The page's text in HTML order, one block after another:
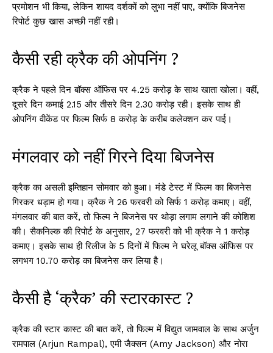
प्रमोशन भी किया, लेकिन शायद दर्शकों को लुभा नहीं पाए, क्योंकि बिजनेस
रिपोर्ट कुछ खास अच्छी नहीं रही।
कैसी रही क्रैक की ओपनिंग ?
क्रैक ने पहले दिन बॉक्स ऑफिस पर 4.25 करोड़ के साथ खाता खोला। वहीं,
दूसरे दिन कमाई 2.15 और तीसरे दिन 2.30 करोड़ रही। इसके साथ ही
ओपनिंग वीकेंड पर फिल्म सिर्फ 8 करोड़ के करीब कलेक्शन कर पाई।
मंगलवार को नहीं गिरने दिया बिजनेस
क्रैक का असली इम्तिहान सोमवार को हुआ। मंडे टेस्ट में फिल्म का बिजनेस
गिरकर धड़ाम हो गया। क्रैक ने 26 फरवरी को सिर्फ 1 करोड़ कमाए। वहीं,
मंगलवार की बात करें, तो फिल्म ने बिजनेस पर थोड़ा लगाम लगाने की कोशिश
की। सैकनिल्क की रिपोर्ट के अनुसार, 27 फरवरी को भी क्रैक ने 1 करोड़
कमाए। इसके साथ ही रिलीज के 5 दिनों में फिल्म ने घरेलू बॉक्स ऑफिस पर
लगभग 10.70 करोड़ का बिजनेस कर लिया है।
कैसी है ‘क्रैक’ की स्टारकास्ट ?
क्रैक की स्टार कास्ट की बात करें, तो फिल्म में विद्युत जामवाल के साथ अर्जुन
रामपाल (Arjun Rampal), एमी जैक्सन (Amy Jackson) और नोरा